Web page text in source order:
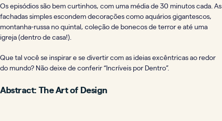
Os episódios são bem curtinhos, com uma média de 30 minutos cada. As
fachadas simples escondem decorações como aquários gigantescos,
montanha-russa no quintal, coleção de bonecos de terror e até uma
igreja (dentro de casa!).
Que tal você se inspirar e se divertir com as ideias excêntricas ao redor
do mundo? Não deixe de conferir “Incríveis por Dentro”.
Abstract: The Art of Design